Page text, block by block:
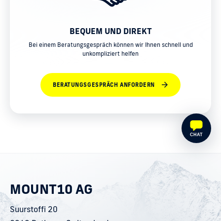
BEQUEM UND DIREKT
Bei einem Beratungsgespräch können wir Ihnen schnell und
unkompliziert helfen
BERATUNGSGESPRÄCH ANFORDERN
CHAT
MOUNT10 AG
Suurstoffi 20